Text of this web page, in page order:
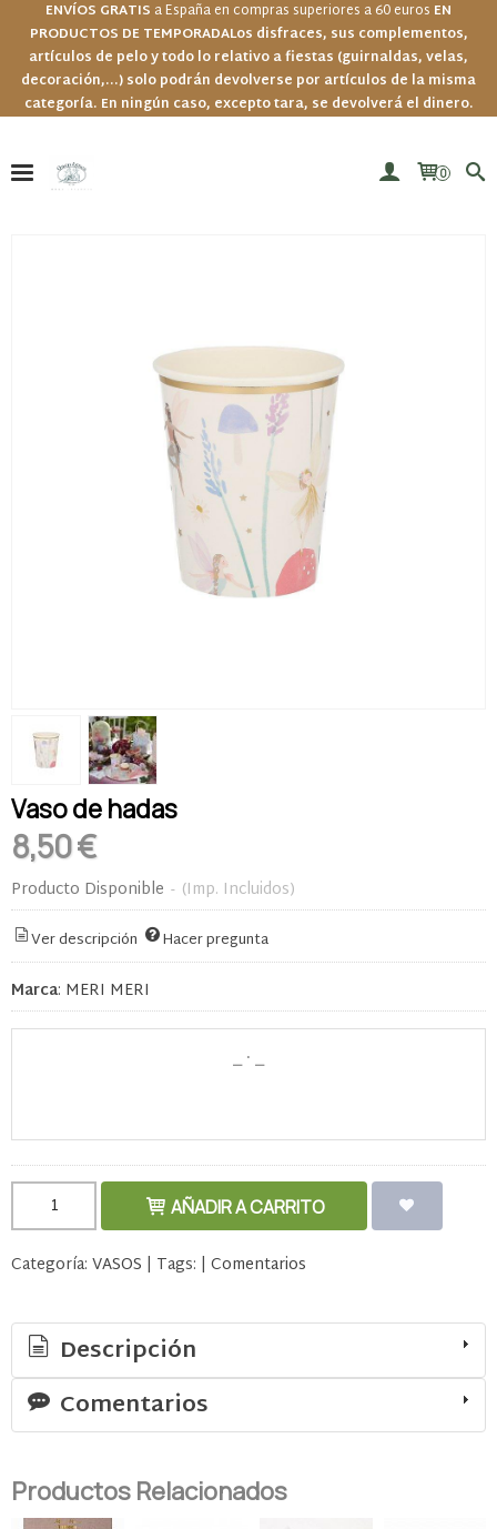
ENVÍOS GRATIS a España en compras superiores a 60 euros EN
PRODUCTOS DE TEMPORADALos disfraces, sus complementos,
artículos de pelo y todo lo relativo a fiestas (guirnaldas, velas,
decoración,...) solo podrán devolverse por artículos de la misma
categoría. En ningún caso, excepto tara, se devolverá el dinero.
0
Vaso de hadas
8,50 €
Producto Disponible - (Imp. Incluidos)
Ver descripción Hacer pregunta
Marca: MERI MERI
AÑADIR A CARRITO
Categoría: VASOS | Tags: | Comentarios
Descripción
Comentarios
Productos Relacionados